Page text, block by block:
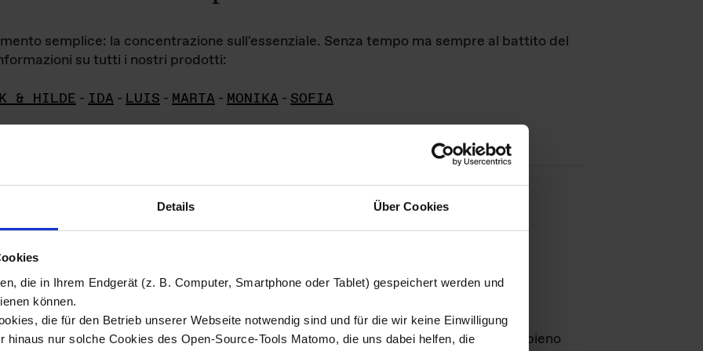
Details Über Cookies
die in Ihrem Endgerät (z. B. Computer, Smartphone oder Tablet) gespeichert werden und
können.
die für den Betrieb unserer Webseite notwendig sind und für die wir keine Einwilligung
hinaus nur solche Cookies des Open-Source-Tools Matomo, die uns dabei helfen, die
semplice: la concentrazione sull'essenziale. Senza tempo ma sempre al battito del
su tutti i nostri prodotti:
& HILDE - IDA - LUIS - MARTA - MONIKA - SOFIA
di immagini
materiale fotografico sono detenuti daDas ganze LebenGmbH e rimangono in pieno